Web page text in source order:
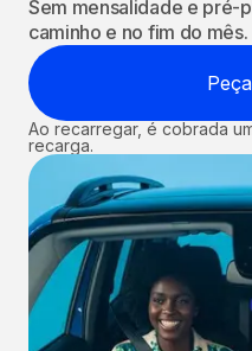
Sem mensalidade e pré-
caminho e no fim do mês.
Ao recarregar, é cobrada
recarga.